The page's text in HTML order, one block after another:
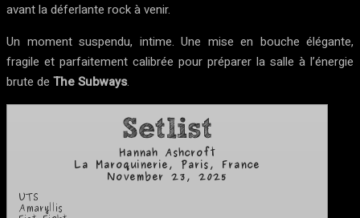
avant la déferlante rock à venir.
Un moment suspendu, intime. Une mise en bouche élégante,
fragile et parfaitement calibrée pour préparer la salle à l’énergie
brute de The Subways.